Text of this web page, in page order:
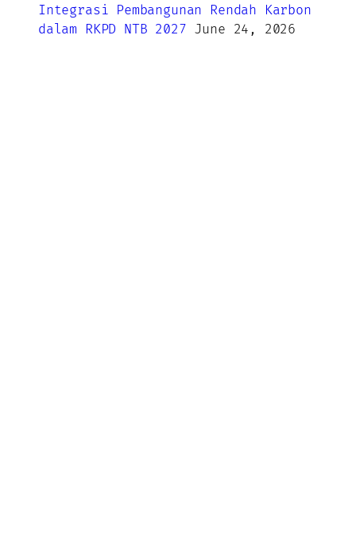
Integrasi Pembangunan Rendah Karbon
dalam RKPD NTB 2027 June 24, 2026